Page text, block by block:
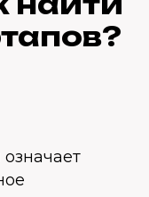
означает